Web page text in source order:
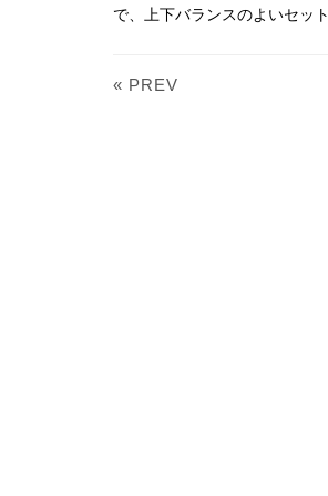
で、上下バランスのよいセッ
« PREV